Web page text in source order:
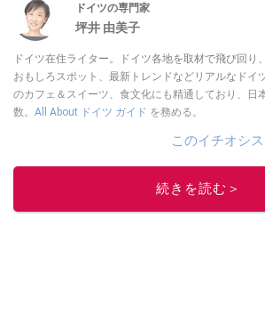
ドイツの専門家
坪井 由美子
ドイツ在住ライター。ドイツ各地を取材で飛び回り
おもしろスポット、最新トレンドなどリアルなドイ
のカフェ＆スイーツ、食文化にも精通しており、日
数。 All About ドイツ ガイド を務める。
このイチオシ
続きを読む＞